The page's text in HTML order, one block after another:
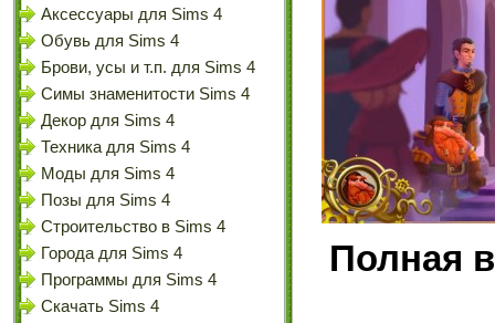
Аксессуары для Sims 4
Обувь для Sims 4
Брови, усы и т.п. для Sims 4
Симы знаменитости Sims 4
Декор для Sims 4
Техника для Sims 4
Моды для Sims 4
Позы для Sims 4
Строительство в Sims 4
Города для Sims 4
Программы для Sims 4
Скачать Sims 4
Полная